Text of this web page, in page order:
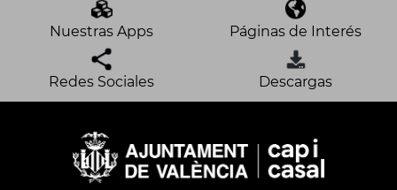
Nuestras Apps Páginas de Interés
Redes Sociales Descargas